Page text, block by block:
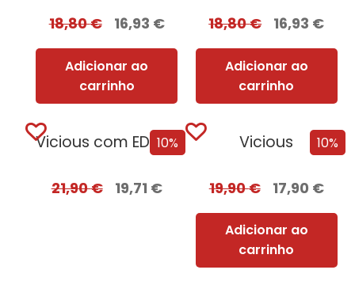
18,80€ 16,93 €
Adicionar ao
carrinho
18,80€ 16,93 €
Adicionar ao
carrinho
10%
Vicious com EDGES
21,90€ 19,71 €
10%
Vicious
19,90€ 17,90 €
Adicionar ao
carrinho